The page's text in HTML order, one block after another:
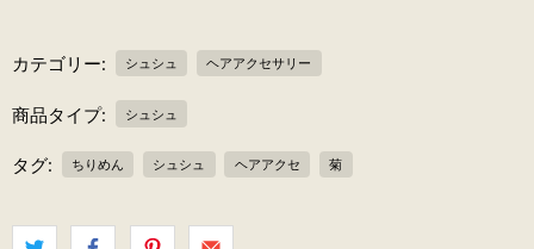
カテゴリー: シュシュ ヘアアクセサリー
商品タイプ: シュシュ
タグ: ちりめん シュシュ ヘアアクセ 菊